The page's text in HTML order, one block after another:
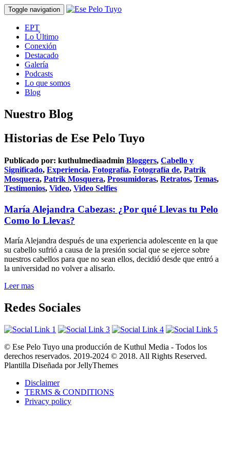
Toggle navigation
EPT
Lo Último
Conexión
Destacado
Galería
Podcasts
Lo que somos
Blog
Nuestro Blog
Historias de Ese Pelo Tuyo
Publicado por: kuthulmediaadmin Bloggers, Cabello y
Significado, Experiencia, Fotografía, Fotografía de, Patrik
Mosquera, Patrik Mosquera, Prosumidoras, Retratos, Temas,
Testimonios, Video, Video Selfies
María Alejandra Cabezas: ¿Por qué Llevas tu Pelo
Como lo Llevas?
María Alejandra después de una experiencia adolescente en la que
su cabello sufrió a causa de la presión social que se ejerce sobre
nuestros cabellos para que no sean ellos, decidió desde que entró a
la universidad no volver a alisarlo.
Leer mas
Redes Sociales
© Ese Pelo Tuyo una producción de Kuthul Media - Todos los
derechos reservados. 2019-2024 © 2018. All Rights Reserved.
Plantilla Diseñada por JellyThemes
Disclaimer
TERMS & CONDITIONS
Privacy policy